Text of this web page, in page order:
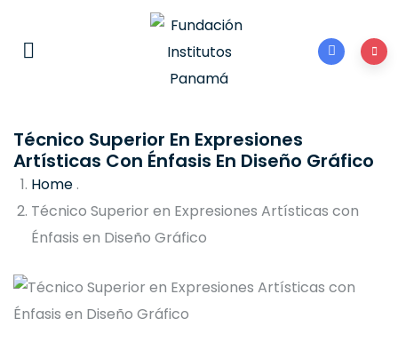
Técnico Superior En Expresiones
Artísticas Con Énfasis En Diseño Gráfico
Home .
Técnico Superior en Expresiones Artísticas con
Énfasis en Diseño Gráfico